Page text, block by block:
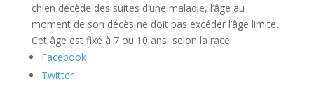
chien décède des suites d’une maladie, l’âge au
moment de son décès ne doit pas excéder l’âge limite.
Cet âge est fixé à 7 ou 10 ans, selon la race.
Facebook
Twitter